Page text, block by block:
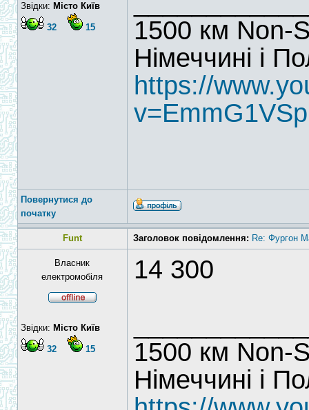
Звідки: Місто Київ
32 15
1500 км Non-
Німеччині і
https://
Повернутися до
початку
Funt Заголовок повідомлення: Re: Фургон
Власник
електромобіля
Звідки: Місто Київ
32 15
14 300
1500 км Non-
Німеччині і